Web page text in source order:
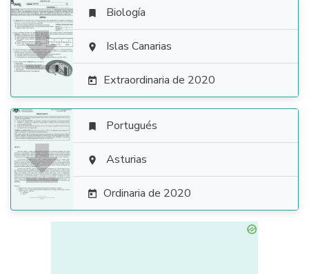

 Biología
 Islas Canarias
 Extraordinaria de 2020

 Portugués
 Asturias
 Ordinaria de 2020